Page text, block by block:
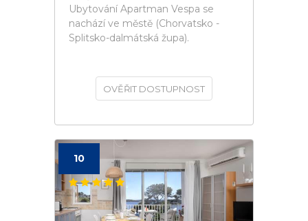
Ubytování Apartman Vespa se
nachází ve městě (Chorvatsko -
Splitsko-dalmátská župa).
OVĚŘIT DOSTUPNOST
10